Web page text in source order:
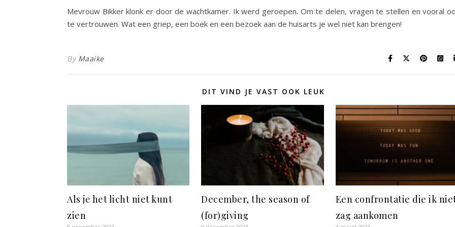
Mevrouw Bikker klonk er door de wachtkamer. Ik werd geroepen. Om te delen, vragen te stellen en vooral
te vertrouwen. Wat een griep, een boek en een bezoek aan de huisarts je wel niet kan brengen!
By Maaike
DIT VIND JE VAST OOK LEUK
Als je het licht niet kunt
zien
December, the season of
(for)giving
Een confrontatie die ik
zag aankomen